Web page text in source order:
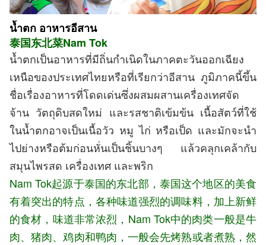
น้ำตก อาหารอีสาน
泰国东北菜Nam Tok
น้ำตกเป็นอาหารที่มีถิ่นกำเนิดในภาคตะวันออกเฉียง
เหนือของประเทศไทยหรือที่เรียกว่าอีสาน ภูมิภาคนี้ขึ้น
ชื่อเรื่องอาหารที่โดดเด่นซึ่งผสมผสานเครื่องเทศจัด
จ้าน วัตถุดิบสดใหม่ และรสชาติเข้มข้น เนื้อสัตว์ที่ใช้
ในน้ำตกอาจเป็นเนื้อวัว หมู ไก่ หรือเป็ด และมักจะนำ
ไปย่างหรือต้มก่อนหั่นเป็นชิ้นบางๆ แล้วคลุกเคล้ากับ
สมุนไพรสด เครื่องเทศ และพริก
Nam Tok起源于泰国的东北部，泰国这个地区的美食
有着突出的特点，各种味道强烈的调味料，加上新鲜
的食材，味道非常浓烈，Nam Tok中的肉类一般是牛
肉、猪肉、鸡肉和鸭肉，一般会先烤熟或者煮熟，然